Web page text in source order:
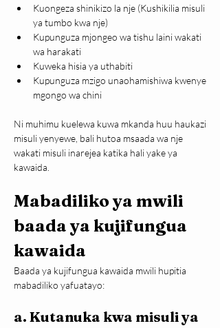
Kuongeza shinikizo la nje (Kushikilia misuli
ya tumbo kwa nje)
Kupunguza mjongeo wa tishu laini wakati
wa harakati
Kuweka hisia ya uthabiti
Kupunguza mzigo unaohamishiwa kwenye
mgongo wa chini
Ni muhimu kuelewa kuwa mkanda huu haukazi
misuli yenyewe, bali hutoa msaada wa nje
wakati misuli inarejea katika hali yake ya
kawaida.
Mabadiliko ya mwili
baada ya kujifungua
kawaida
Baada ya kujifungua kawaida mwili hupitia
mabadiliko yafuatayo:
a. Kutanuka kwa misuli ya